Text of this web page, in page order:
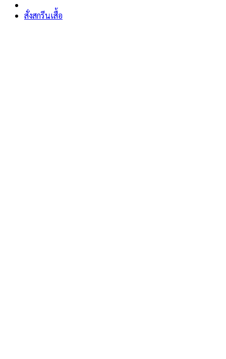
สั่งสกรีนเสื้อ